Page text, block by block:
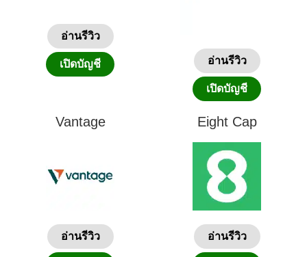
อ่านรีวิว
เปิดบัญชี อ่านรีวิว
เปิดบัญชี
Vantage
อ่านรีวิว
Eight Cap
อ่านรีวิว